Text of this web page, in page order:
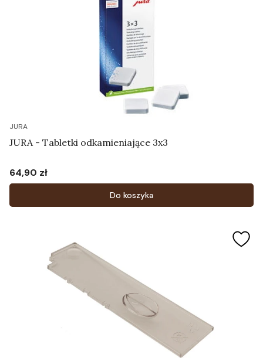
JURA
JURA - Tabletki odkamieniające 3x3
Cena
64,90 zł
Do koszyka